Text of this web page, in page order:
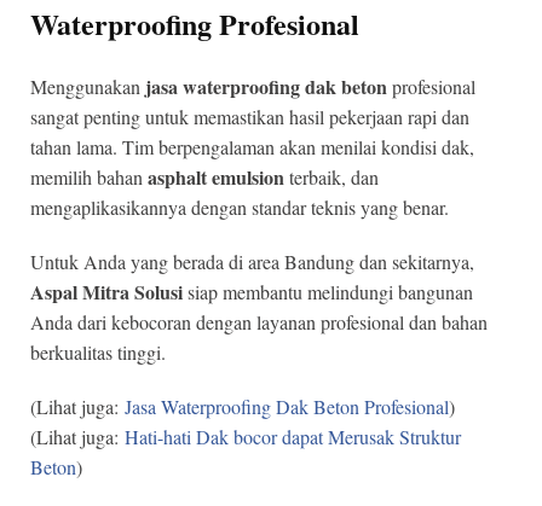
Waterproofing Profesional
Menggunakan jasa waterproofing dak betonprofesional
sangat penting untuk memastikan hasil pekerjaan rapi dan
tahan lama. Tim berpengalaman akan menilai kondisi dak,
memilih bahan asphalt emulsionterbaik, dan
mengaplikasikannya dengan standar teknis yang benar.
Untuk Anda yang berada di area Bandung dan sekitarnya,
Aspal Mitra Solusisiap membantu melindungi bangunan
Anda dari kebocoran dengan layanan profesional dan bahan
berkualitas tinggi.
(Lihat juga: Jasa Waterproofing Dak Beton Profesional)
(Lihat juga: Hati-hati Dak bocor dapat Merusak Struktur
Beton)